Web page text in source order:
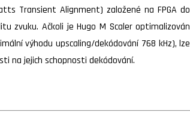
Transient Alignment) založené na FPGA do
zvuku. Ačkoli je Hugo M Scaler optimalizován
výhodu upscaling/dekódování 768 kHz), lze
na jejich schopnosti dekódování.